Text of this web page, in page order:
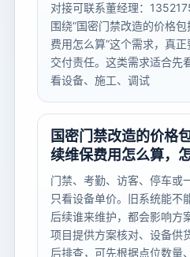
对接可联系董经理：
围绕“国密门禁改造的价格
费用怎么算”这个需求，真
交付责任。这类需求适合先
看设备、施工、调试
国密门禁改造的价格
续维保费用怎么算，
门禁、考勤、访客、停车或
只看设备单价。旧系统能不
后续谁来维护，都会影响方
项目提供方案核对、设备供
后排查，可先根据点位数量